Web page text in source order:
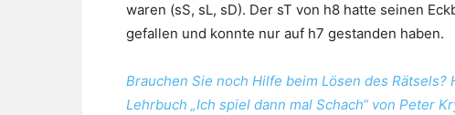
waren (sS, sL, sD). Der sT von h8 hatte seinen
gefallen und konnte nur auf h7 gestanden haben.
Brauchen Sie noch Hilfe beim Lösen des
Lehrbuch „Ich spiel dann mal Schach“ von Peter